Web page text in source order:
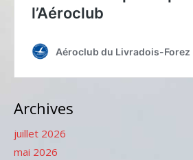
Archives
juillet 2026
mai 2026